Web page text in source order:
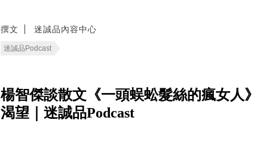
撰文 迷誠品內容中心
迷誠品Podcast
楊智傑談散文《一頭蜈蚣髮絲的瘋女人
渴望｜迷誠品Podcast